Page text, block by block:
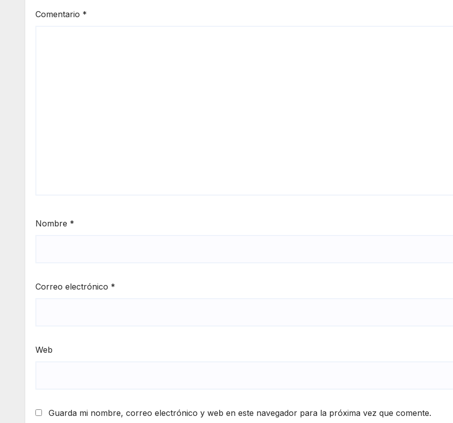
Comentario *
Nombre *
Correo electrónico *
Web
Guarda mi nombre, correo electrónico y web en este navegador para la próxima vez que comente.